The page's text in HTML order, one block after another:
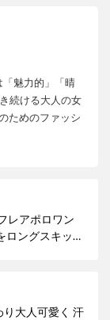
魅力的」「晴
続ける大人の女
ためのファッシ
レアポロワン
人可愛く 汗